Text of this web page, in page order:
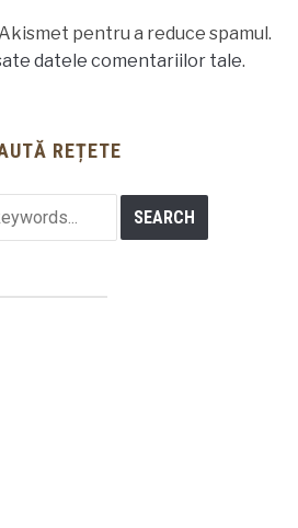
pentru a reduce spamul.
datele comentariilor tale.
REȚETE